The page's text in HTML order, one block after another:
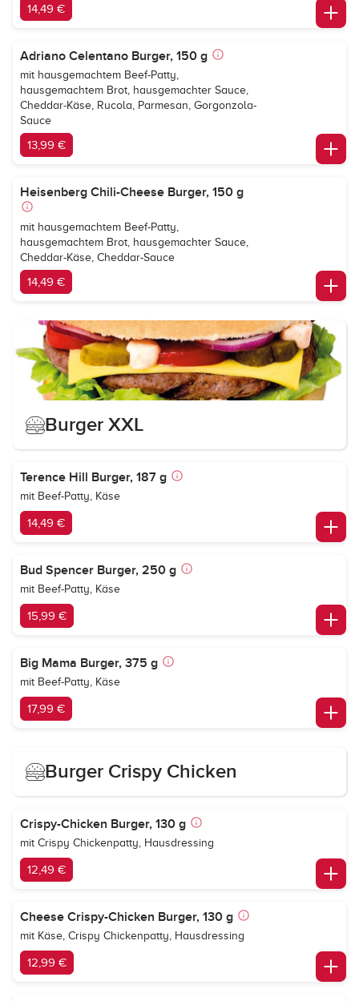
14,49 €
Adriano Celentano Burger, 150 g
mit hausgemachtem Beef-Patty,
hausgemachtem Brot, hausgemachter Sauce,
Cheddar-Käse, Rucola, Parmesan, Gorgonzola-
Sauce
13,99 €
Heisenberg Chili-Cheese Burger, 150 g
mit hausgemachtem Beef-Patty,
hausgemachtem Brot, hausgemachter Sauce,
Cheddar-Käse, Cheddar-Sauce
14,49 €
Burger XXL
Terence Hill Burger, 187 g
mit Beef-Patty, Käse
14,49 €
Bud Spencer Burger, 250 g
mit Beef-Patty, Käse
15,99 €
Big Mama Burger, 375 g
mit Beef-Patty, Käse
17,99 €
Burger Crispy Chicken
Crispy-Chicken Burger, 130 g
mit Crispy Chickenpatty, Hausdressing
12,49 €
Cheese Crispy-Chicken Burger, 130 g
mit Käse, Crispy Chickenpatty, Hausdressing
12,99 €